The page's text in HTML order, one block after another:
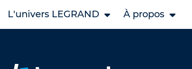
L'univers LEGRAND À propos